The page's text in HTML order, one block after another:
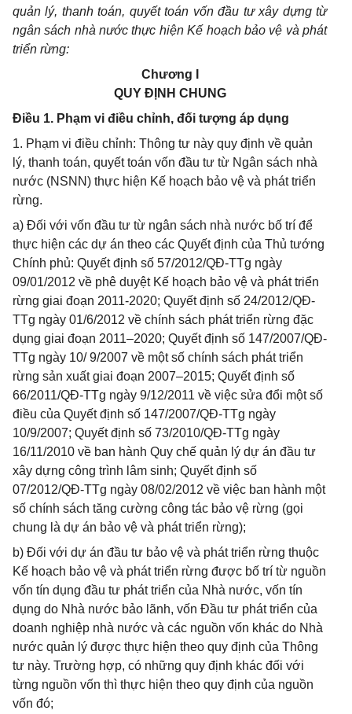
quản lý, thanh toán, quyết toán vốn đầu tư xây dựng từ
ngân sách nhà nước thực hiện Kế hoạch bảo vệ và phát
triển rừng:
Chương I
QUY ĐỊNH CHUNG
Điều 1. Phạm vi điều chỉnh, đối tượng áp dụng
1. Phạm vi điều chỉnh: Thông tư này quy định về quản
lý, thanh toán, quyết toán vốn đầu tư từ Ngân sách nhà
nước (NSNN) thực hiện Kế hoạch bảo vệ và phát triển
rừng.
a) Đối với vốn đầu tư từ ngân sách nhà nước bố trí để
thực hiện các dự án theo các Quyết định của Thủ tướng
Chính phủ: Quyết định số 57/2012/QĐ-TTg ngày
09/01/2012 về phê duyệt Kế hoạch bảo vệ và phát triển
rừng giai đoạn 2011-2020; Quyết định số 24/2012/QĐ-
TTg ngày 01/6/2012 về chính sách phát triển rừng đặc
dụng giai đoạn 2011–2020; Quyết định số 147/2007/QĐ-
TTg ngày 10/ 9/2007 về một số chính sách phát triển
rừng sản xuất giai đoạn 2007–2015; Quyết định số
66/2011/QĐ-TTg ngày 9/12/2011 về việc sửa đổi một số
điều của Quyết định số 147/2007/QĐ-TTg ngày
10/9/2007; Quyết định số 73/2010/QĐ-TTg ngày
16/11/2010 về ban hành Quy chế quản lý dự án đầu tư
xây dựng công trình lâm sinh; Quyết định số
07/2012/QĐ-TTg ngày 08/02/2012 về việc ban hành một
số chính sách tăng cường công tác bảo vệ rừng (gọi
chung là dự án bảo vệ và phát triển rừng);
b) Đối với dự án đầu tư bảo vệ và phát triển rừng thuộc
Kế hoạch bảo vệ và phát triển rừng được bố trí từ nguồn
vốn tín dụng đầu tư phát triển của Nhà nước, vốn tín
dụng do Nhà nước bảo lãnh, vốn Đầu tư phát triển của
doanh nghiệp nhà nước và các nguồn vốn khác do Nhà
nước quản lý được thực hiện theo quy định của Thông
tư này. Trường hợp, có những quy định khác đối với
từng nguồn vốn thì thực hiện theo quy định của nguồn
vốn đó;